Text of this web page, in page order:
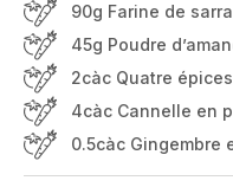
90g Farine de
45g Poudre
2càc Quatre
4càc Cannelle en
0.5càc Gingembre